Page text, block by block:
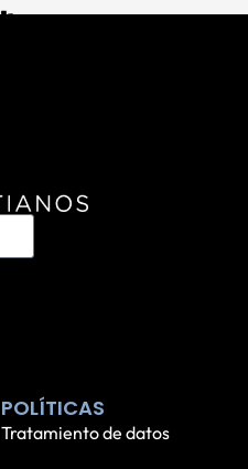
POLÍTICAS
Tratamiento de datos